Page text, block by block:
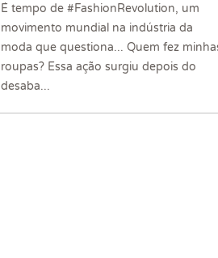
É tempo de #FashionRevolution, um
movimento mundial na indústria da
moda que questiona... Quem fez
roupas? Essa ação surgiu depois do
desaba...